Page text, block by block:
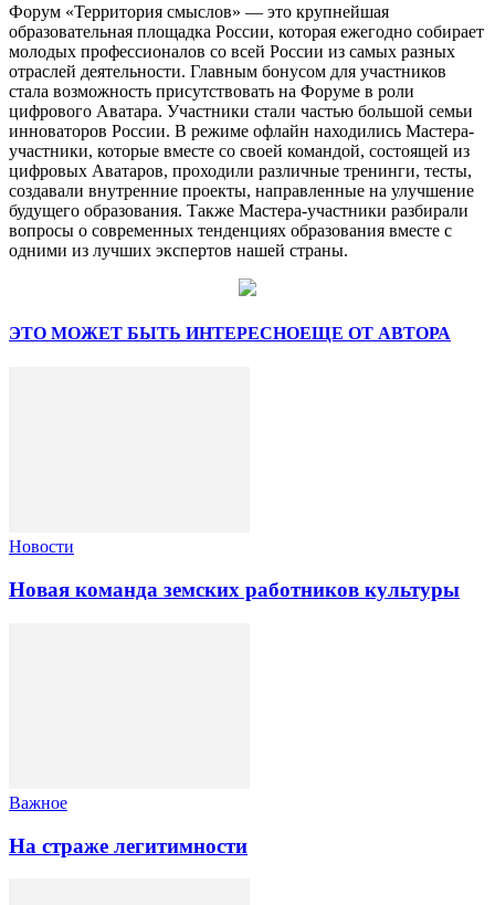
Форум «Территория смыслов» — это крупнейшая
образовательная площадка России, которая ежегодно собирает
молодых профессионалов со всей России из самых разных
отраслей деятельности. Главным бонусом для участников
стала возможность присутствовать на Форуме в роли
цифрового Аватара. Участники стали частью большой семьи
инноваторов России. В режиме офлайн находились Мастера-
участники, которые вместе со своей командой, состоящей из
цифровых Аватаров, проходили различные тренинги, тесты,
создавали внутренние проекты, направленные на улучшение
будущего образования. Также Мастера-участники разбирали
вопросы о современных тенденциях образования вместе с
одними из лучших экспертов нашей страны.
ЭТО МОЖЕТ БЫТЬ ИНТЕРЕСНОЕЩЕ ОТ АВТОРА
Новости
Новая команда земских работников культуры
Важное
На страже легитимности